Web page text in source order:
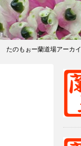
たのもぉー蘭道場アーカイ